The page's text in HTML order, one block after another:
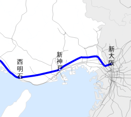
新大阪
新神戸
西明石